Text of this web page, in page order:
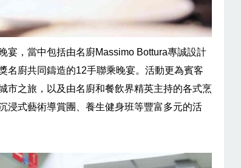
宴，當中包括由名廚Massimo Bottura專誠設計
名廚共同鑄造的12手聯乘晚宴。活動更為賓客
市之旅，以及由名廚和餐飲界精英主持的各式烹
浸式藝術導賞團、養生健身班等豐富多元的活